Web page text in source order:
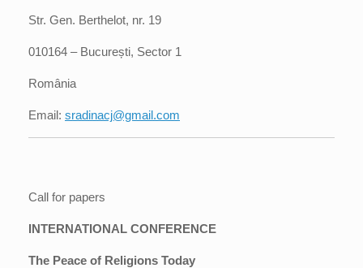
Str. Gen. Berthelot, nr. 19
010164 – București, Sector 1
România
Email: sradinacj@gmail.com
Call for papers
INTERNATIONAL CONFERENCE
The Peace of Religions Today